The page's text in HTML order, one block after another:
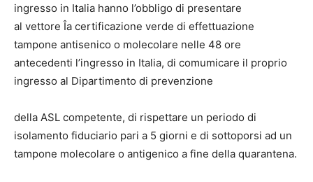
ingresso in Italia hanno l’obbligo di presentare
al vettore Îa certificazione verde di effettuazione
tampone antisenico o molecolare nelle 48 ore
antecedenti l’ingresso in Italia, di comumicare il proprio
ingresso al Dipartimento di prevenzione
della ASL competente, di rispettare un periodo di
isolamento fiduciario pari a 5 giorni e di sottoporsi ad un
tampone molecolare o antigenico a fine della quarantena.